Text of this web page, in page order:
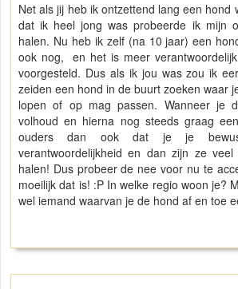
Net als jij heb ik ontzettend lang een hond
dat ik heel jong was probeerde ik mijn
halen. Nu heb ik zelf (na 10 jaar) een
ook nog, en het is meer
voorgesteld. Dus als ik jou was zou ik
zeiden een hond in de buurt zoeken waar
lopen of op mag passen. Wanneer je
volhoud en hierna nog steeds graag
ouders dan ook dat je je
verantwoordelijkheid en dan zijn ze
halen! Dus probeer de nee voor nu te
moeilijk dat is! :P In welke regio woon je?
wel iemand waarvan je de hond af en toe